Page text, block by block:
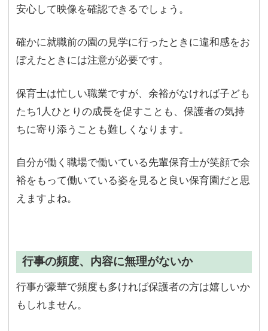
安心して映像を確認できるでしょう。
確かに就職前の園の見学に行ったときに違和感をお
ぼえたときには注意が必要です。
保育士は忙しい職業ですが、余裕がなければ子ども
たち1人ひとりの成長を促すことも、保護者の気持
ちに寄り添うことも難しくなります。
自分が働く職場で働いている先輩保育士が笑顔で余
裕をもって働いている姿を見ると良い保育園だと思
えますよね。
行事の頻度、内容に無理がないか
行事が豪華で頻度も多ければ保護者の方は嬉しいか
もしれません。